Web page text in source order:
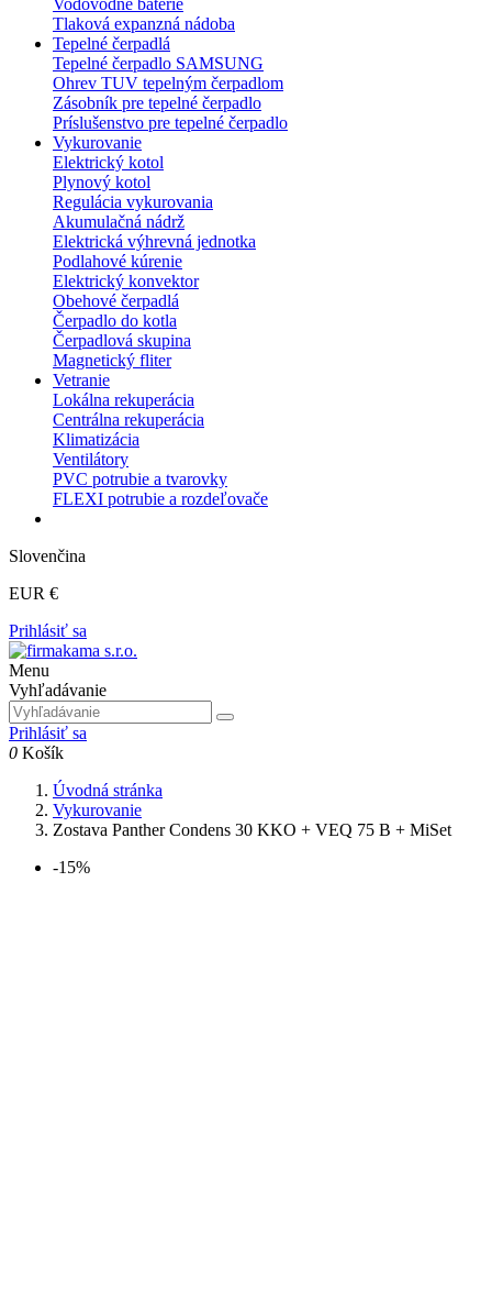
Vodovodné batérie
Tlaková expanzná nádoba
Tepelné čerpadlá
Tepelné čerpadlo SAMSUNG
Ohrev TUV tepelným čerpadlom
Zásobník pre tepelné čerpadlo
Príslušenstvo pre tepelné čerpadlo
Vykurovanie
Elektrický kotol
Plynový kotol
Regulácia vykurovania
Akumulačná nádrž
Elektrická výhrevná jednotka
Podlahové kúrenie
Elektrický konvektor
Obehové čerpadlá
Čerpadlo do kotla
Čerpadlová skupina
Magnetický fliter
Vetranie
Lokálna rekuperácia
Centrálna rekuperácia
Klimatizácia
Ventilátory
PVC potrubie a tvarovky
FLEXI potrubie a rozdeľovače
Slovenčina
EUR €
Prihlásiť sa
Menu
Vyhľadávanie
Prihlásiť sa
0 Košík
Úvodná stránka
Vykurovanie
Zostava Panther Condens 30 KKO + VEQ 75 B + MiSet
-15%